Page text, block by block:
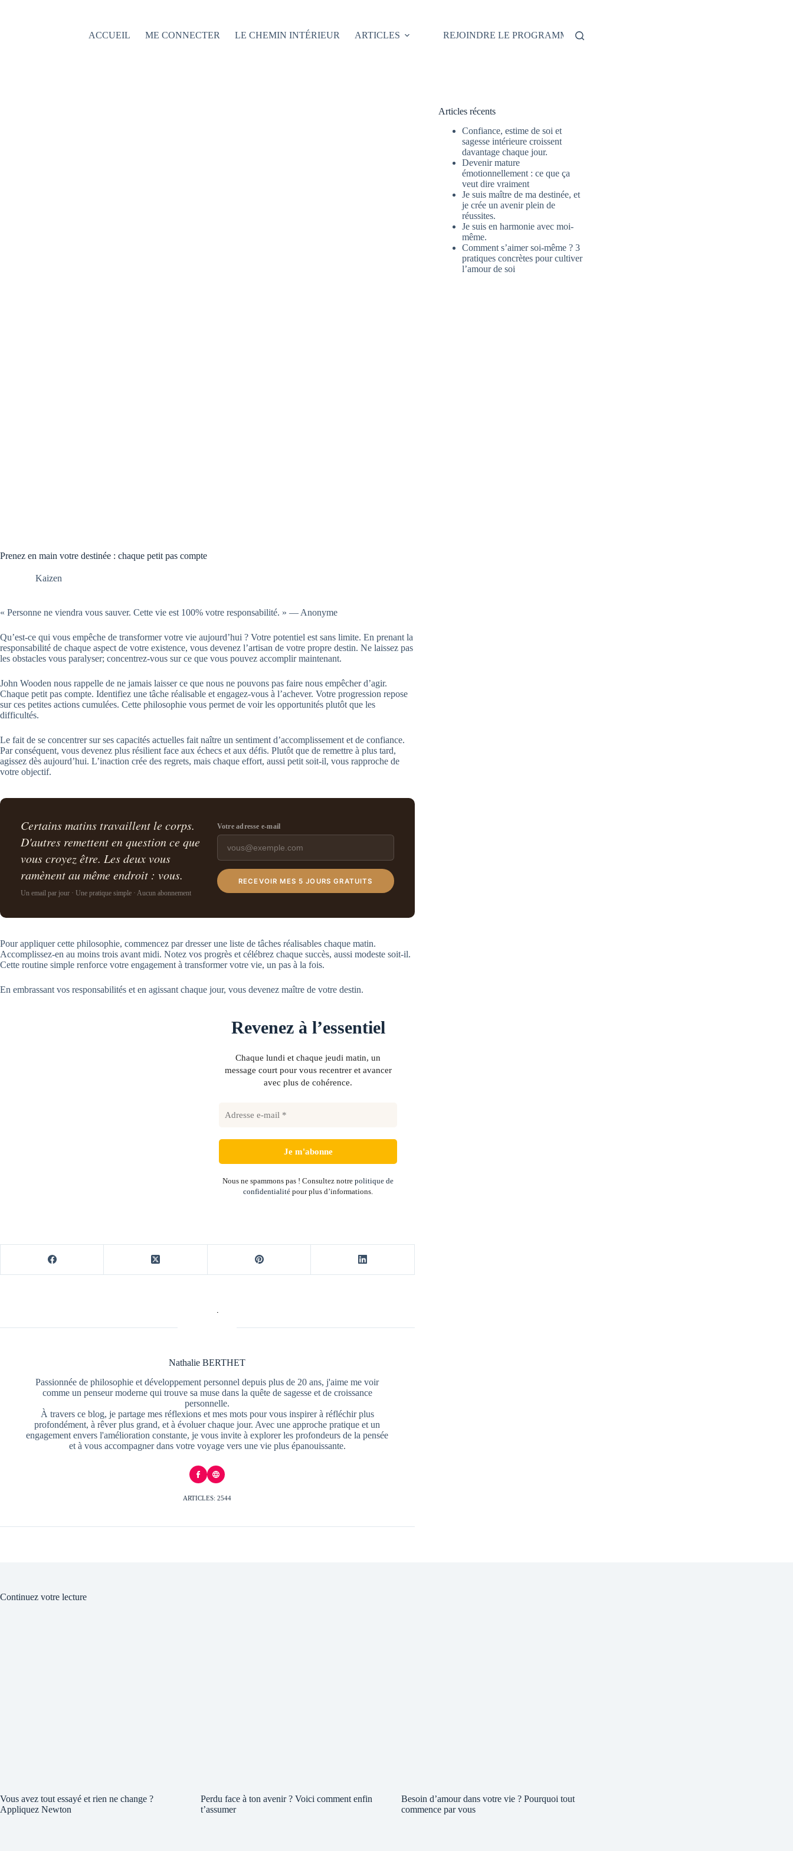
ACCUEIL
ME CONNECTER LE CHEMIN INTÉRIEUR ARTICLES REJOINDRE LE PROGRAMME
Prenez en main votre destinée : chaque petit pas compte
Kaizen
« Personne ne viendra vous sauver. Cette vie est 100% votre responsabilité. » — Anonyme
Qu’est-ce qui vous empêche de transformer votre vie aujourd’hui ? Votre potentiel est sans limite. En prenant la
responsabilité de chaque aspect de votre existence, vous devenez l’artisan de votre propre destin. Ne laissez pas
les obstacles vous paralyser; concentrez-vous sur ce que vous pouvez accomplir maintenant.
John Wooden nous rappelle de ne jamais laisser ce que nous ne pouvons pas faire nous empêcher d’agir.
Chaque petit pas compte. Identifiez une tâche réalisable et engagez-vous à l’achever. Votre progression repose
sur ces petites actions cumulées. Cette philosophie vous permet de voir les opportunités plutôt que les
difficultés.
Le fait de se concentrer sur ses capacités actuelles fait naître un sentiment d’accomplissement et de confiance.
Par conséquent, vous devenez plus résilient face aux échecs et aux défis. Plutôt que de remettre à plus tard,
agissez dès aujourd’hui. L’inaction crée des regrets, mais chaque effort, aussi petit soit-il, vous rapproche de
votre objectif.
Certains matins travaillent le corps.
D'autres remettent en question ce que
vous croyez être. Les deux vous
ramènent au même endroit : vous.
Un email par jour · Une pratique simple · Aucun abonnement
Votre adresse e-mail
RECEVOIR MES 5 JOURS GRATUITS
Pour appliquer cette philosophie, commencez par dresser une liste de tâches réalisables chaque matin.
Accomplissez-en au moins trois avant midi. Notez vos progrès et célébrez chaque succès, aussi modeste soit-il.
Cette routine simple renforce votre engagement à transformer votre vie, un pas à la fois.
En embrassant vos responsabilités et en agissant chaque jour, vous devenez maître de votre destin.
Revenez à l’essentiel
Chaque lundi et chaque jeudi matin, un
message court pour vous recentrer et avancer
avec plus de cohérence.
Nous ne spammons pas ! Consultez notrepolitique de
confidentialité pour plus d’informations.
Nathalie BERTHET
Passionnée de philosophie et développement personnel depuis plus de 20 ans, j'aime me voir
comme un penseur moderne qui trouve sa muse dans la quête de sagesse et de croissance
personnelle.
À travers ce blog, je partage mes réflexions et mes mots pour vous inspirer à réfléchir plus
profondément, à rêver plus grand, et à évoluer chaque jour. Avec une approche pratique et un
engagement envers l'amélioration constante, je vous invite à explorer les profondeurs de la pensée
et à vous accompagner dans votre voyage vers une vie plus épanouissante.
ARTICLES: 2544
Articles récents
Confiance, estime de soi et
sagesse intérieure croissent
davantage chaque jour.
Devenir mature
émotionnellement : ce que ça
veut dire vraiment
Je suis maître de ma destinée, et
je crée un avenir plein de
réussites.
Je suis en harmonie avec moi-
même.
Comment s’aimer soi-même ? 3
pratiques concrètes pour cultiver
l’amour de soi
Continuez votre lecture
Vous avez tout essayé et rien ne change ?
Appliquez Newton
Perdu face à ton avenir ? Voici comment enfin
t’assumer
Besoin d’amour dans votre vie ? Pourquoi tout
commence par vous